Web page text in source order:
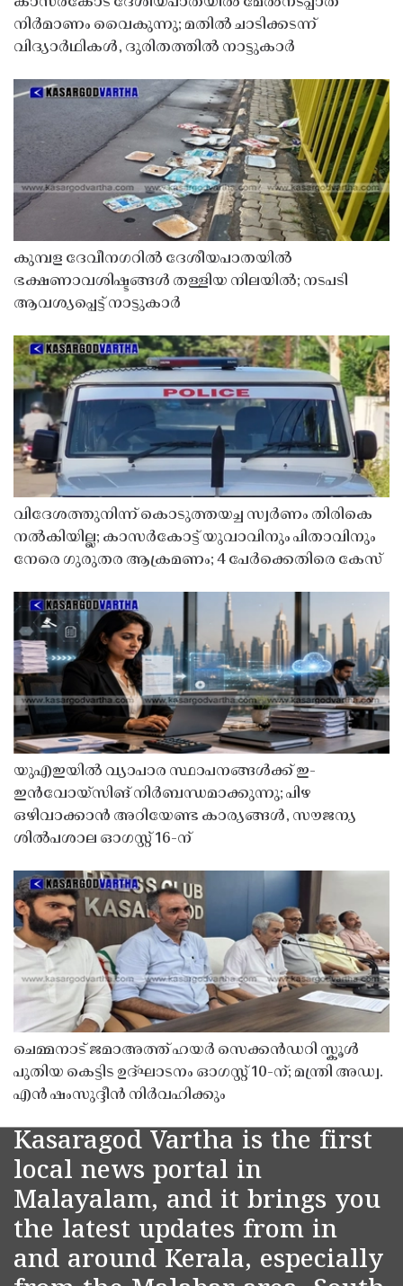
നിർമാണം വൈകുന്നു; മതിൽ ചാടിക്കടന്ന്
വിദ്യാർഥികൾ, ദുരിതത്തിൽ നാട്ടുകാർ
കുമ്പള ദേവീനഗറിൽ ദേശീയപാതയിൽ
ഭക്ഷണാവശിഷ്ടങ്ങൾ തള്ളിയ നിലയിൽ; നടപടി
ആവശ്യപ്പെട്ട് നാട്ടുകാർ
വിദേശത്തുനിന്ന് കൊടുത്തയച്ച സ്വർണം തിരികെ
നൽകിയില്ല; കാസർകോട്ട് യുവാവിനും പിതാവിനും
നേരെ ഗുരുതര ആക്രമണം; 4 പേർക്കെതിരെ കേസ്
യുഎഇയിൽ വ്യാപാര സ്ഥാപനങ്ങൾക്ക് ഇ-
ഇൻവോയ്സിങ് നിർബന്ധമാക്കുന്നു; പിഴ
ഒഴിവാക്കാൻ അറിയേണ്ട കാര്യങ്ങൾ, സൗജന്യ
ശിൽപശാല ഓഗസ്റ്റ് 16-ന്
ചെമ്മനാട് ജമാഅത്ത് ഹയർ സെക്കൻഡറി സ്കൂൾ
പുതിയ കെട്ടിട ഉദ്ഘാടനം ഓഗസ്റ്റ് 10-ന്; മന്ത്രി അഡ്വ.
എൻ ഷംസുദ്ദീൻ നിർവഹിക്കും
Kasaragod Vartha is the first
local news portal in
Malayalam, and it brings you
the latest updates from in
and around Kerala, especially